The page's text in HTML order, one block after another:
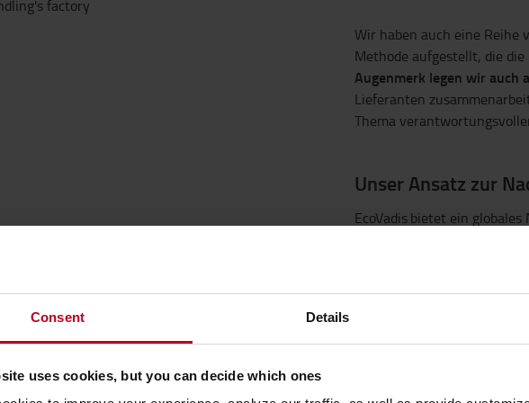
Consent Details
uses cookies, but you can decide which ones
Wir haben auch eine Reihe
Methode aufgestellt, die
Augenmerk legen wir auch
Lieferanten
Thema
Unser Ansatz zur
EcoVadis bietet ein
Unternehmen – mit über
mehr als 200 Branchen.
Unternehmen, die
Als europäische
und